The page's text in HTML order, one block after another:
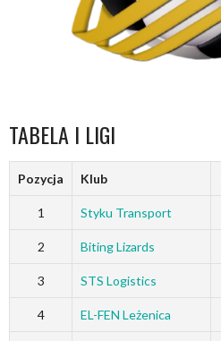
TABELA I LIGI
Pozycja Klub
1 Styku Transport
2 Biting Lizards
3 STS Logistics
4 EL-FEN Leżenica